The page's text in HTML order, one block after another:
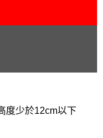
度少於12cm以下